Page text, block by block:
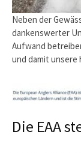
Neben der
dankenswerter
Aufwand
und damit unsere
Die EAA